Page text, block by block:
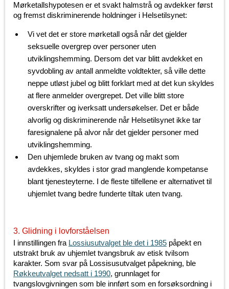
Mørketallshypotesen er et svakt halmstrå og avdekker først
og fremst diskriminerende holdninger i Helsetilsynet:
Vi vet det er store mørketall også når det gjelder
seksuelle overgrep over personer uten
utviklingshemming. Dersom det var blitt avdekket en
syvdobling av antall anmeldte voldtekter, så ville dette
neppe utløst jubel og blitt forklart med at det kun skyldes
at flere anmelder overgrepet. Det ville blitt store
overskrifter og iverksatt undersøkelser. Det er både
alvorlig og diskriminerende når Helsetilsynet ikke tar
faresignalene på alvor når det gjelder personer med
utviklingshemming.
Den uhjemlede bruken av tvang og makt som
avdekkes, skyldes i stor grad manglende kompetanse
blant tjenesteyterne. I de fleste tilfellene er alternativet til
uhjemlet tvang bedre funderte tiltak uten tvang.
3. Glidning i lovforståelsen
I innstillingen fra Lossiusutvalget ble det i 1985 påpekt en
utstrakt bruk av uhjemlet tvangsbruk av etisk tvilsom
karakter. Som svar på Lossisusutvalget påpekning, ble
Røkkeutvalget nedsatt i 1990, grunnlaget for
tvangslovgivningen som ble innført som en forsøksordning i